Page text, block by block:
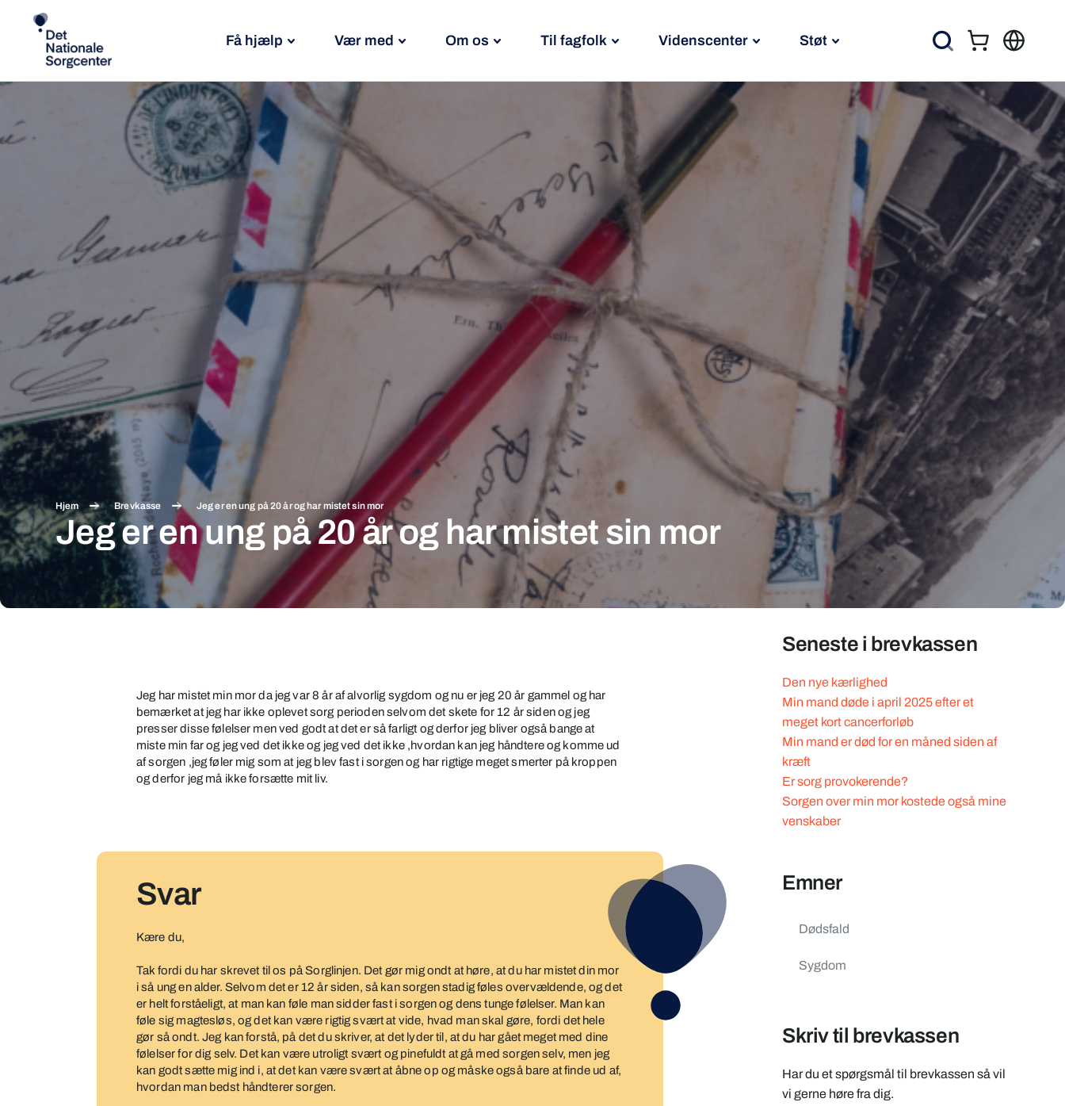
Få hjælp Vær med Om os Til fagfolk Videnscenter Støt
Kurv
efter:
Søg
Hjem Brevkasse Jeg er en ung på 20 år og har mistet sin mor
Jeg er en ung på 20 år og har mistet sin mor
Jeg har mistet min mor da jeg var 8 år af alvorlig sygdom og nu er jeg 20 år gammel og har
bemærket at jeg har ikke oplevet sorg perioden selvom det skete for 12 år siden og jeg
presser disse følelser men ved godt at det er så farligt og derfor jeg bliver også bange at
miste min far og jeg ved det ikke og jeg ved det ikke ,hvordan kan jeg håndtere og komme ud
af sorgen ,jeg føler mig som at jeg blev fast i sorgen og har rigtige meget smerter på kroppen
og derfor jeg må ikke forsætte mit liv.
Svar
Kære du,
Tak fordi du har skrevet til os på Sorglinjen. Det gør mig ondt at høre, at du har mistet din mor
i så ung en alder. Selvom det er 12 år siden, så kan sorgen stadig føles overvældende, og det
er helt forståeligt, at man kan føle man sidder fast i sorgen og dens tunge følelser. Man kan
føle sig magtesløs, og det kan være rigtig svært at vide, hvad man skal gøre, fordi det hele
gør så ondt. Jeg kan forstå, på det du skriver, at det lyder til, at du har gået meget med dine
følelser for dig selv. Det kan være utroligt svært og pinefuldt at gå med sorgen selv, men jeg
kan godt sætte mig ind i, at det kan være svært at åbne op og måske også bare at finde ud af,
hvordan man bedst håndterer sorgen.
Seneste i brevkassen
Den nye kærlighed
Min mand døde i april 2025 efter et
meget kort cancerforløb
Min mand er død for en måned siden af
kræft
Er sorg provokerende?
Sorgen over min mor kostede også mine
venskaber
Emner
Dødsfald
Sygdom
Skriv til brevkassen
Har du et spørgsmål til brevkassen så vil
vi gerne høre fra dig.